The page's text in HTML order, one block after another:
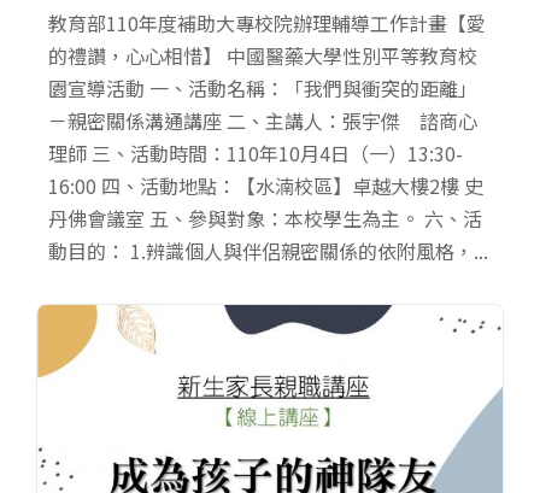
教育部110年度補助大專校院辦理輔導工作計畫【愛
的禮讚，心心相惜】 中國醫藥大學性別平等教育校
園宣導活動 一、活動名稱：「我們與衝突的距離」
－親密關係溝通講座 二、主講人：張宇傑 諮商心
理師 三、活動時間：110年10月4日（一）13:30-
16:00 四、活動地點：【水湳校區】卓越大樓2樓 史
丹佛會議室 五、參與對象：本校學生為主。 六、活
動目的： 1.辨識個人與伴侶親密關係的依附風格，...